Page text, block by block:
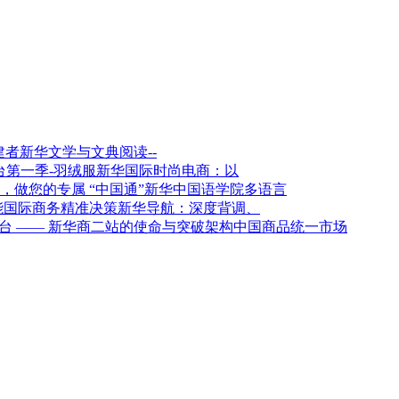
新华文学与文典阅读--
新华国际时尚电商：以
新华中国语学院多语言
新华导航：深度背调、
架构中国商品统一市场